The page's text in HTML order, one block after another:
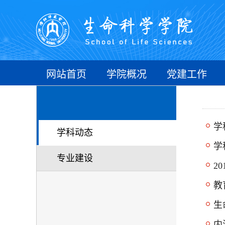
网站首页 学院概况 党建工作
学科动态
专业建设
学
学
教
生